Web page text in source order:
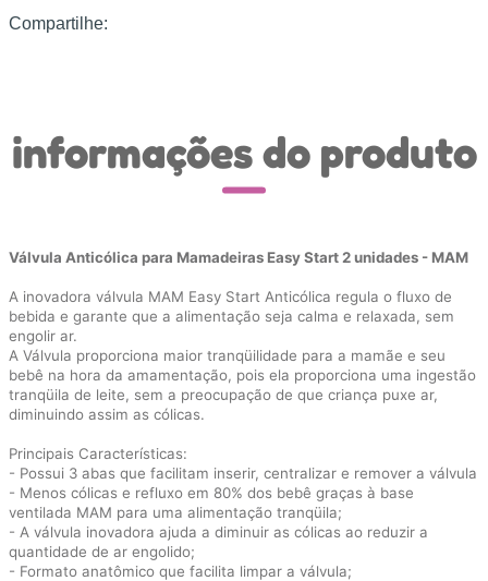
Compartilhe:
informações do produto
Válvula Anticólica para Mamadeiras Easy Start 2 unidades - MAM
A inovadora válvula MAM Easy Start Anticólica regula o fluxo de
bebida e garante que a alimentação seja calma e relaxada, sem
engolir ar.
A Válvula proporciona maior tranqüilidade para a mamãe e seu
bebê na hora da amamentação, pois ela proporciona uma ingestão
tranqüila de leite, sem a preocupação de que criança puxe ar,
diminuindo assim as cólicas.
Principais Características:
- Possui 3 abas que facilitam inserir, centralizar e remover a válvula
- Menos cólicas e refluxo em 80% dos bebê graças à base
ventilada MAM para uma alimentação tranqüila;
- A válvula inovadora ajuda a diminuir as cólicas ao reduzir a
quantidade de ar engolido;
- Formato anatômico que facilita limpar a válvula;